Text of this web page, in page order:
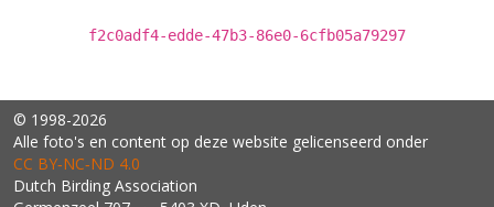
f2c0adf4-edde-47b3-86e0-6cfb05a79297
© 1998-2026
Alle foto's en content op deze website gelicenseerd onder
CC BY‑NC‑ND 4.0
Dutch Birding Association